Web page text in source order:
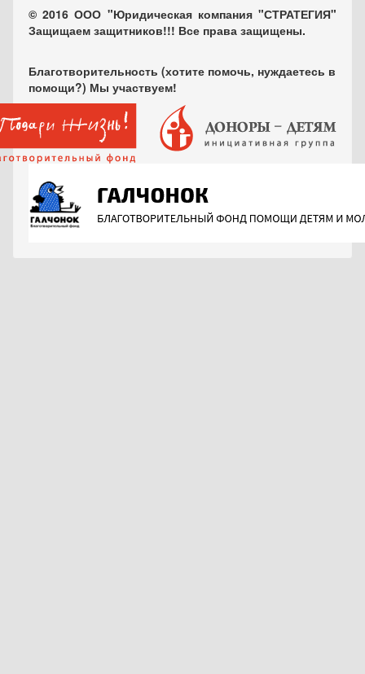
© 2016 ООО "Юридическая компания "СТРАТЕГИЯ"
Защищаем защитников!!! Все права защищены.
Благотворительность (хотите помочь, нуждаетесь в
помощи?) Мы участвуем!